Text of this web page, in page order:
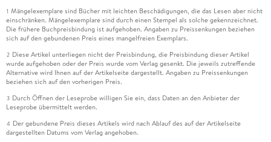
1 Mängelexemplare sind Bücher mit leichten Beschädigungen, die das Lesen aber nicht
einschränken. Mängelexemplare sind durch einen Stempel als solche gekennzeichnet.
Die frühere Buchpreisbindung ist aufgehoben. Angaben zu Preissenkungen beziehen
sich auf den gebundenen Preis eines mangelfreien Exemplars.
2 Diese Artikel unterliegen nicht der Preisbindung, die Preisbindung dieser Artikel
wurde aufgehoben oder der Preis wurde vom Verlag gesenkt. Die jeweils zutreffende
Alternative wird Ihnen auf der Artikelseite dargestellt. Angaben zu Preissenkungen
beziehen sich auf den vorherigen Preis.
3 Durch Öffnen der Leseprobe willigen Sie ein, dass Daten an den Anbieter der
Leseprobe übermittelt werden.
4 Der gebundene Preis dieses Artikels wird nach Ablauf des auf der Artikelseite
dargestellten Datums vom Verlag angehoben.